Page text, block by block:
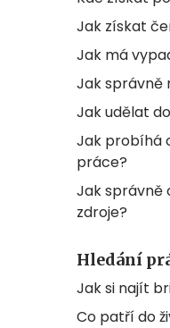
Jak získat
Jak má
Jak správně
Jak udělat
Jak probíhá
práce?
Jak správně
zdroje?
Hledání
Jak si najít
Co patří do